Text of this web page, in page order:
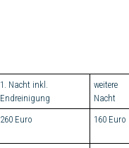
1. Nacht inkl.
Endreinigung
weitere
Nacht
260 Euro 160 Euro